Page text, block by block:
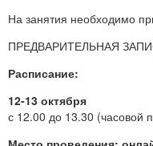
На занятия необходимо
ПРЕДВАРИТЕЛЬНАЯ
Расписание:
12-13 октября
с 12.00 до 13.30 (часовой